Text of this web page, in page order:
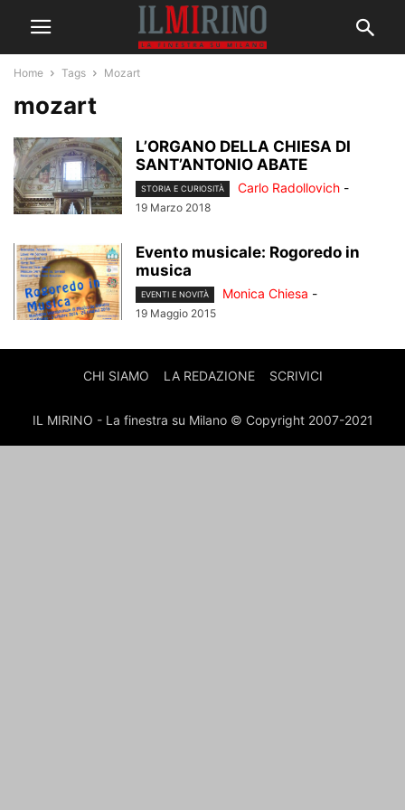
Home Tags Mozart
mozart
L’ORGANO DELLA CHIESA DI
SANT’ANTONIO ABATE
STORIA E CURIOSITÀ Carlo Radollovich -
19 Marzo 2018
Evento musicale: Rogoredo in
musica
EVENTI E NOVITÀ Monica Chiesa -
19 Maggio 2015
CHI SIAMO LA REDAZIONE SCRIVICI
IL MIRINO - La finestra su Milano © Copyright 2007-2021